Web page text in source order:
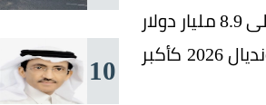
كندا الإجمالية مليار دولار كندي. وفي المقابل، يتوقع (فيفا) تحقيق عوائد تجارية تصل إلى 8.9 مليار دولار
من البطولة وحدها، و13 مليار دولار خلال الدورة المالية 2023–2026؛ ما يعزز مكانة مونديال 2026 كأكبر
10